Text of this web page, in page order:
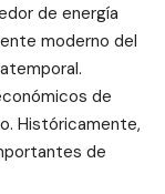
de energía
moderno del
de
Históricamente,
de